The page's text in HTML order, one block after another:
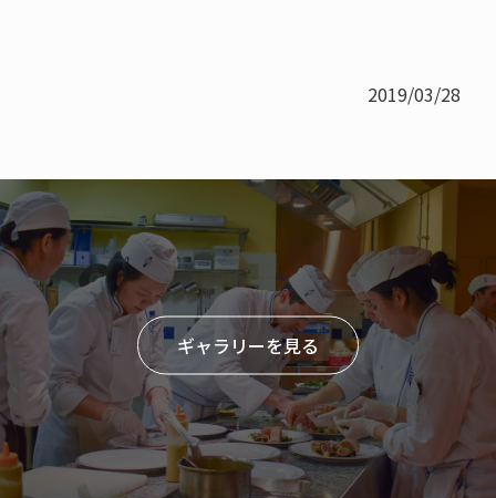
2019/03/28
ギャラリーを見る